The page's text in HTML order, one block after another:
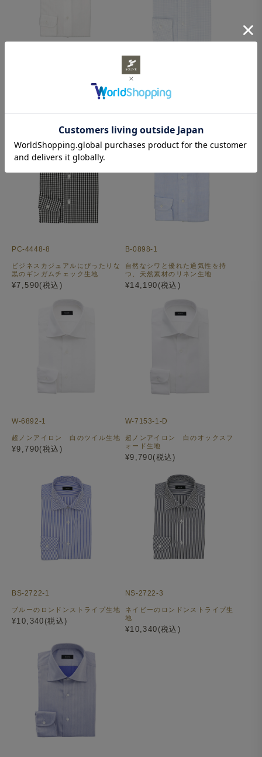
イージーアイロン 白のヘリンボ
BC-6052-1
を使った白地に青のループチェッ
¥10,560(税込)
PC-4448-8
ビジネスカジュアルにぴったりな
黒のギンガムチェック生地
¥7,590(税込)
B-0898-1
自然なシワと優れた通気性を持
つ、天然素材のリネン生地
¥14,190(税込)
W-6892-1
超ノンアイロン 白のツイル生地
¥9,790(税込)
W-7153-1-D
超ノンアイロン 白のオックスフ
ォード生地
¥9,790(税込)
BS-2722-1
ブルーのロンドンストライプ生地
¥10,340(税込)
NS-2722-3
ネイビーのロンドンストライプ生
地
¥10,340(税込)